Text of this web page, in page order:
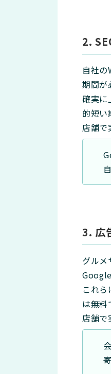
2.
自社
期間が
確実に
的短い
店舗で
3. 広
グルメ
これ
は無料
店舗で